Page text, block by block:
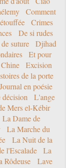
Comment
Crimes
De si rudes
suture
Djihad
Et pour
Excision
de la porte
Journal en poésie
L'ange
Mers el-Kébir
La Dame de
La Marche du
La Nuit de la
l'Escalade
La
Rôdeuse
Lave